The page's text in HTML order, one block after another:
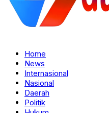
Home
News
Internasional
Nasional
Daerah
Politik